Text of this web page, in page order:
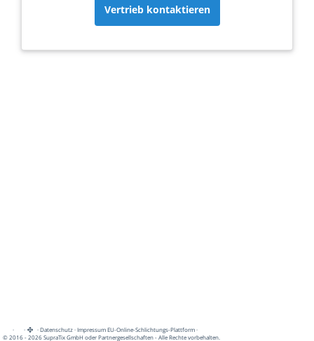
Vertrieb kontaktieren
· · ·Datenschutz·Impressum EU-Online-Schlichtungs-Plattform·
© 2016 - 2026 SupraTix GmbH oder Partnergesellschaften - Alle Rechte vorbehalten.